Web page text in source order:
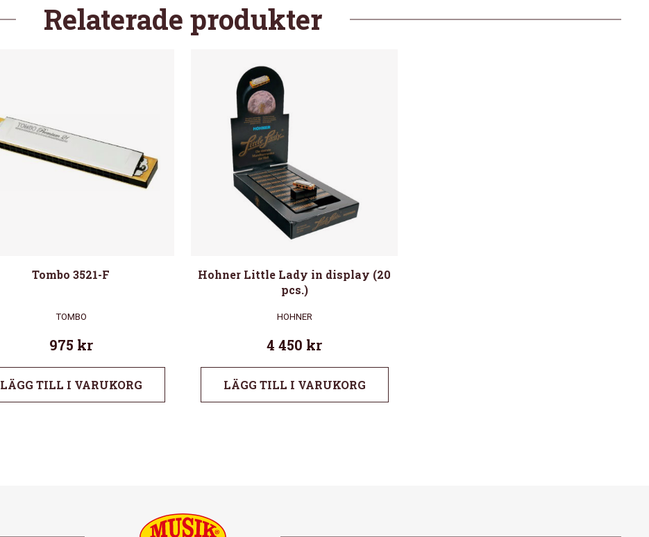
Relaterade produkter
Tombo 3521-F
TOMBO
975 kr
LÄGG TILL I VARUKORG
Hohner Little Lady in display (20
pcs.)
HOHNER
4 450 kr
LÄGG TILL I VARUKORG